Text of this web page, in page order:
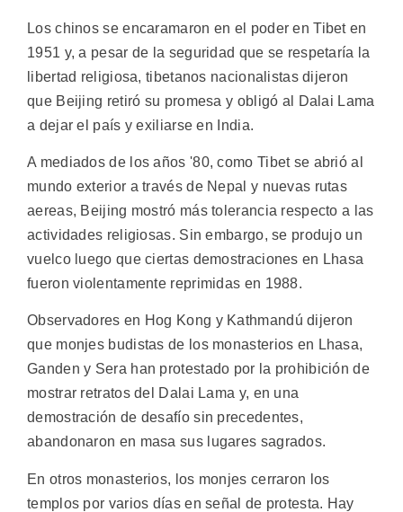
Los chinos se encaramaron en el poder en Tibet en
1951 y, a pesar de la seguridad que se respetaría la
libertad religiosa, tibetanos nacionalistas dijeron
que Beijing retiró su promesa y obligó al Dalai Lama
a dejar el país y exiliarse en India.
A mediados de los años '80, como Tibet se abrió al
mundo exterior a través de Nepal y nuevas rutas
aereas, Beijing mostró más tolerancia respecto a las
actividades religiosas. Sin embargo, se produjo un
vuelco luego que ciertas demostraciones en Lhasa
fueron violentamente reprimidas en 1988.
Observadores en Hog Kong y Kathmandú dijeron
que monjes budistas de los monasterios en Lhasa,
Ganden y Sera han protestado por la prohibición de
mostrar retratos del Dalai Lama y, en una
demostración de desafío sin precedentes,
abandonaron en masa sus lugares sagrados.
En otros monasterios, los monjes cerraron los
templos por varios días en señal de protesta. Hay